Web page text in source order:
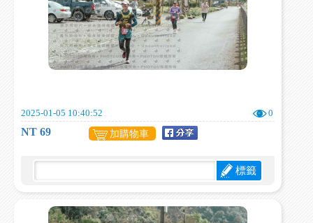
2025-01-05 10:40:52 0
NT 69 加購物車
標籤